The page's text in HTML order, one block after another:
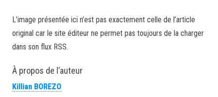
L’image présentée ici n’est pas exactement celle de l’article
original car le site éditeur ne permet pas toujours de la charger
dans son flux RSS.
À propos de l’auteur
Killian BOREZO